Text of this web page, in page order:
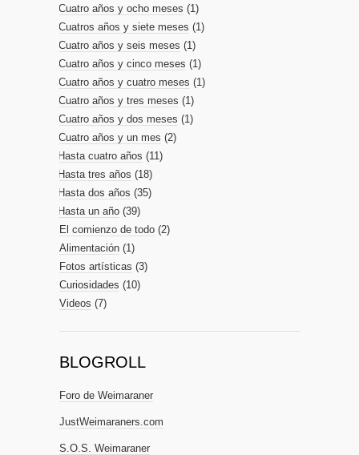
Cuatro años y ocho meses (1)
Cuatros años y siete meses (1)
Cuatro años y seis meses (1)
Cuatro años y cinco meses (1)
Cuatro años y cuatro meses (1)
Cuatro años y tres meses (1)
Cuatro años y dos meses (1)
Cuatro años y un mes (2)
Hasta cuatro años (11)
Hasta tres años (18)
Hasta dos años (35)
Hasta un año (39)
El comienzo de todo (2)
Alimentación (1)
Fotos artísticas (3)
Curiosidades (10)
Videos (7)
BLOGROLL
Foro de Weimaraner
JustWeimaraners.com
S.O.S. Weimaraner